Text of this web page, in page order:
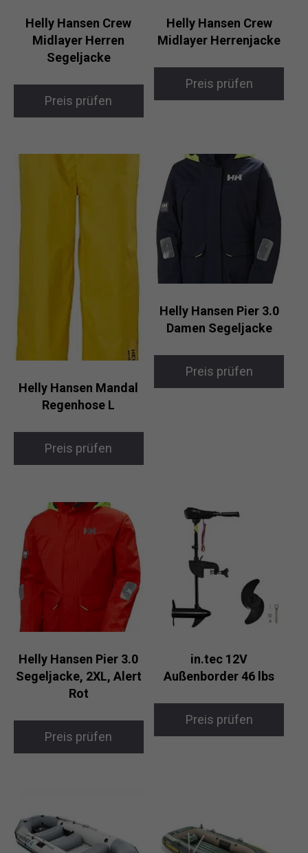
Helly Hansen Crew
Midlayer Herren
Segeljacke
Preis prüfen
Helly Hansen Crew
Midlayer Herrenjacke
Preis prüfen
Helly Hansen Mandal
Regenhose L
Preis prüfen
Helly Hansen Pier 3.0
Damen Segeljacke
Preis prüfen
Helly Hansen Pier 3.0
Segeljacke, 2XL, Alert
Rot
Preis prüfen
in.tec 12V
Außenborder 46 lbs
Preis prüfen